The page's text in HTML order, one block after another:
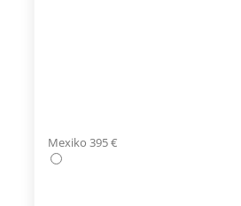
Mexiko 395 €